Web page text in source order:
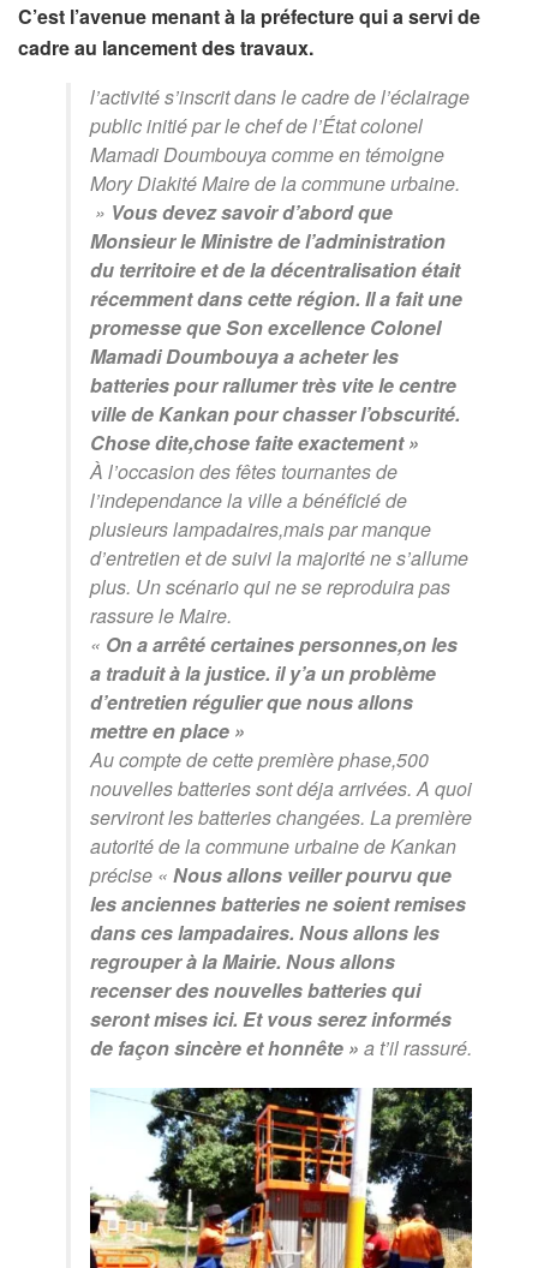
C’est l’avenue menant à la préfecture qui a servi de
cadre au lancement des travaux.
l’activité s’inscrit dans le cadre de l’éclairage
public initié par le chef de l’État colonel
Mamadi Doumbouya comme en témoigne
Mory Diakité Maire de la commune urbaine.
» Vous devez savoir d’abord que
Monsieur le Ministre de l’administration
du territoire et de la décentralisation était
récemment dans cette région. Il a fait une
promesse que Son excellence Colonel
Mamadi Doumbouya a acheter les
batteries pour rallumer très vite le centre
ville de Kankan pour chasser l’obscurité.
Chose dite,chose faite exactement »
À l’occasion des fêtes tournantes de
l’independance la ville a bénéficié de
plusieurs lampadaires,mais par manque
d’entretien et de suivi la majorité ne s’allume
plus. Un scénario qui ne se reproduira pas
rassure le Maire.
« On a arrêté certaines personnes,on les
a traduit à la justice. il y’a un problème
d’entretien régulier que nous allons
mettre en place »
Au compte de cette première phase,500
nouvelles batteries sont déja arrivées. A quoi
serviront les batteries changées. La première
autorité de la commune urbaine de Kankan
précise « Nous allons veiller pourvu que
les anciennes batteries ne soient remises
dans ces lampadaires. Nous allons les
regrouper à la Mairie. Nous allons
recenser des nouvelles batteries qui
seront mises ici. Et vous serez informés
de façon sincère et honnête » a t’il rassuré.